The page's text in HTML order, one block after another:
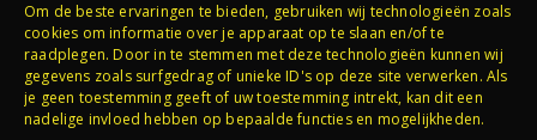
Om de beste ervaringen te bieden, gebruiken wij technologieën zoals
cookies om informatie over je apparaat op te slaan en/of te
raadplegen. Door in te stemmen met deze technologieën kunnen wij
gegevens zoals surfgedrag of unieke ID's op deze site verwerken. Als
je geen toestemming geeft of uw toestemming intrekt, kan dit een
nadelige invloed hebben op bepaalde functies en mogelijkheden.